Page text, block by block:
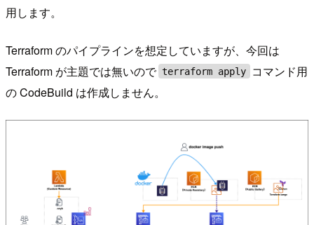
用します。
Terraform のパイプラインを想定していますが、今回は
Terraform が主題では無いので terraform apply
コマンド用
の CodeBuild は作成しません。